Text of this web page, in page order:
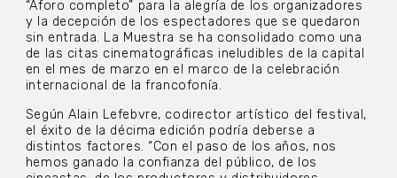
“Aforo completo” para la alegría de los organizadores
y la decepción de los espectadores que se quedaron
sin entrada. La Muestra se ha consolidado como una
de las citas cinematográficas ineludibles de la capital
en el mes de marzo en el marco de la celebración
internacional de la francofonía.
Según Alain Lefebvre, codirector artístico del festival,
el éxito de la décima edición podría deberse a
distintos factores. “Con el paso de los años, nos
hemos ganado la confianza del público, de los